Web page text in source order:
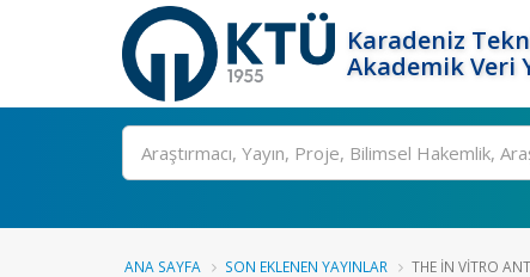
Karadeniz
Akademik Veri
Ara
ANA SAYFA SON EKLENEN YAYINLAR THE IN VITRO